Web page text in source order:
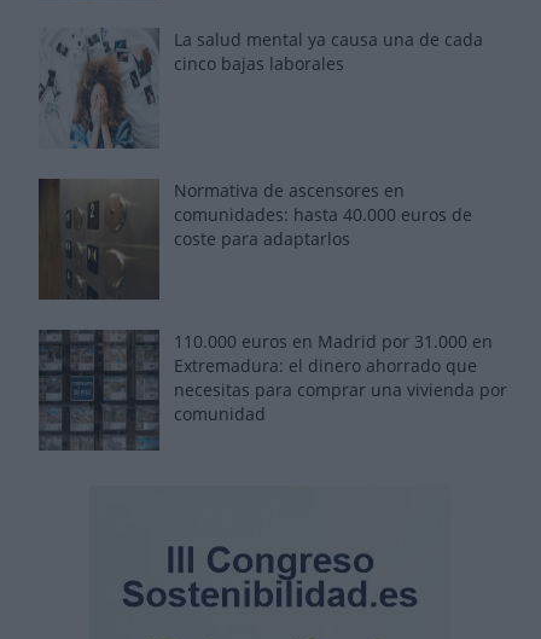
La salud mental ya causa una de cada
cinco bajas laborales
Normativa de ascensores en
comunidades: hasta 40.000 euros de
coste para adaptarlos
110.000 euros en Madrid por 31.000 en
Extremadura: el dinero ahorrado que
necesitas para comprar una vivienda por
comunidad